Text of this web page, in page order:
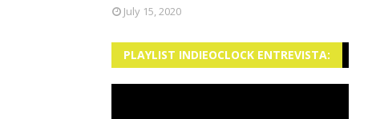
July 15, 2020
PLAYLIST INDIEOCLOCK ENTREVISTA: